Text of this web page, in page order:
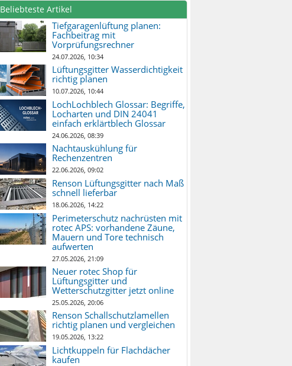
Beliebteste Artikel
Tiefgaragenlüftung planen:
Fachbeitrag mit
Vorprüfungsrechner
24.07.2026, 10:34
Lüftungsgitter Wasserdichtigkeit
richtig planen
10.07.2026, 10:44
LochLochblech Glossar: Begriffe,
Locharten und DIN 24041
einfach erklärtblech Glossar
24.06.2026, 08:39
Nachtauskühlung für
Rechenzentren
22.06.2026, 09:02
Renson Lüftungsgitter nach Maß
schnell lieferbar
18.06.2026, 14:22
Perimeterschutz nachrüsten mit
rotec APS: vorhandene Zäune,
Mauern und Tore technisch
aufwerten
27.05.2026, 21:09
Neuer rotec Shop für
Lüftungsgitter und
Wetterschutzgitter jetzt online
25.05.2026, 20:06
Renson Schallschutzlamellen
richtig planen und vergleichen
19.05.2026, 13:22
Lichtkuppeln für Flachdächer
kaufen